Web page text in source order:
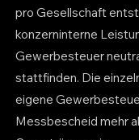
pro Gesellschaft
konzerninterne
Gewerbesteuer
stattfinden. Die
eigene
Messbescheid mehr